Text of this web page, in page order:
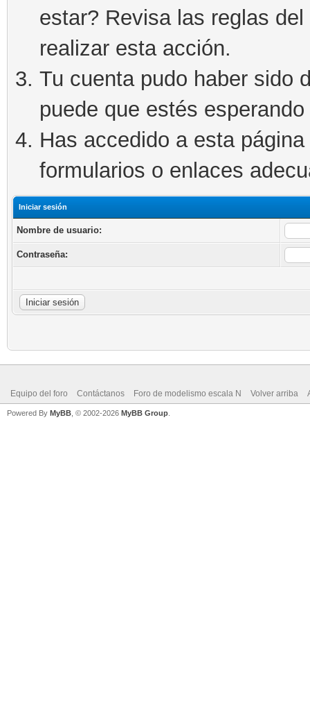
estar? Revisa las reglas
realizar esta acción.
Tu cuenta pudo haber sido
puede que estés
Has accedido a esta
formularios o enlaces
Iniciar sesión
Nombre de usuario:
Contraseña:
Equipo del foro Contáctanos Foro de modelismo escala N Volver arriba
Powered By MyBB , © 2002-2026 MyBB Group